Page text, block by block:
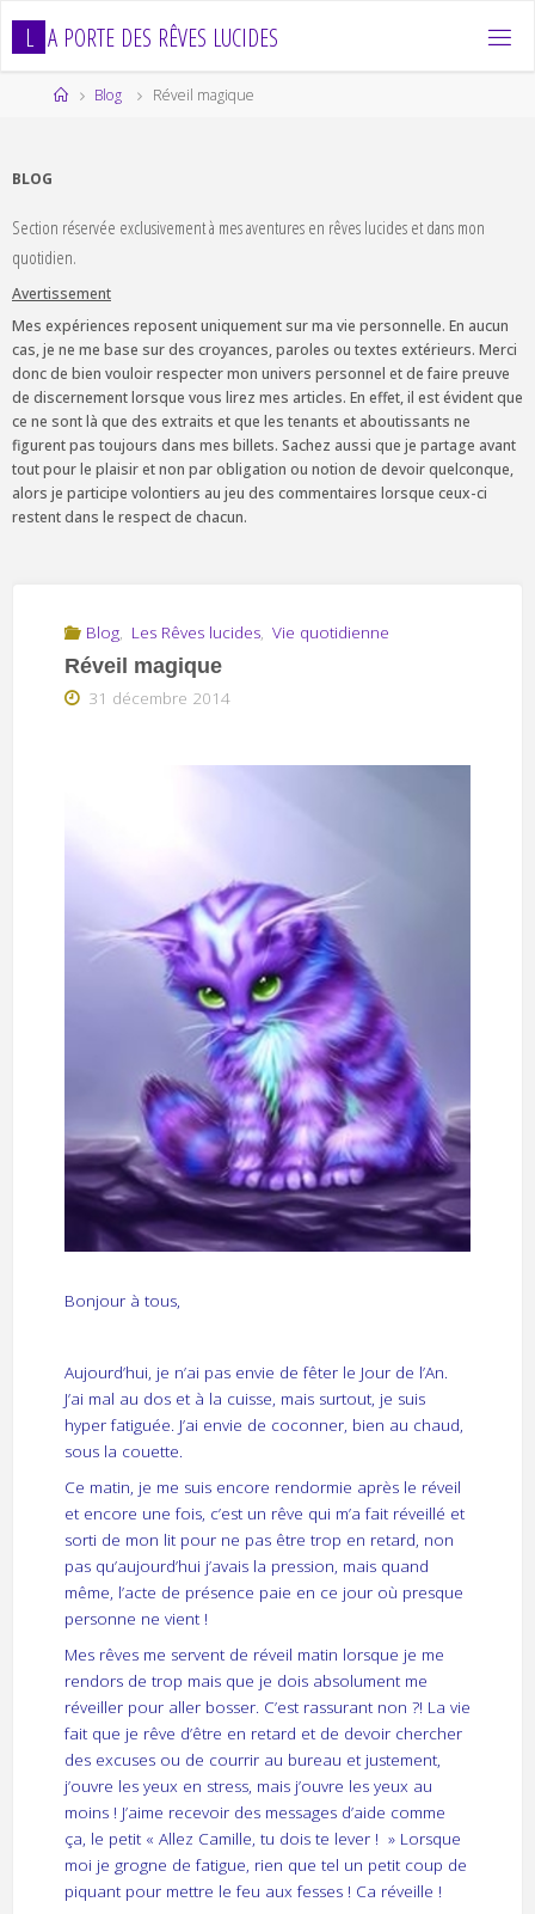
L A PORTE DES RÊVES LUCIDES
HomeBlog Réveil magique
BLOG
Section réservée exclusivement à mes aventures en rêves lucides et dans mon
quotidien.
Avertissement
Mes expériences reposent uniquement sur ma vie personnelle. En aucun
cas, je ne me base sur des croyances, paroles ou textes extérieurs. Merci
donc de bien vouloir respecter mon univers personnel et de faire preuve
de discernement lorsque vous lirez mes articles. En effet, il est évident que
ce ne sont là que des extraits et que les tenants et aboutissants ne
figurent pas toujours dans mes billets. Sachez aussi que je partage avant
tout pour le plaisir et non par obligation ou notion de devoir quelconque,
alors je participe volontiers au jeu des commentaires lorsque ceux-ci
restent dans le respect de chacun.
Blog, Les Rêves lucides, Vie quotidienne
Réveil magique
31 décembre 2014
Bonjour à tous,
Aujourd’hui, je n’ai pas envie de fêter le Jour de l’An.
J’ai mal au dos et à la cuisse, mais surtout, je suis
hyper fatiguée. J’ai envie de coconner, bien au chaud,
sous la couette.
Ce matin, je me suis encore rendormie après le réveil
et encore une fois, c’est un rêve qui m’a fait réveillé et
sorti de mon lit pour ne pas être trop en retard, non
pas qu’aujourd’hui j’avais la pression, mais quand
même, l’acte de présence paie en ce jour où presque
personne ne vient !
Mes rêves me servent de réveil matin lorsque je me
rendors de trop mais que je dois absolument me
réveiller pour aller bosser. C’est rassurant non ?! La vie
fait que je rêve d’être en retard et de devoir chercher
des excuses ou de courrir au bureau et justement,
j’ouvre les yeux en stress, mais j’ouvre les yeux au
moins ! J’aime recevoir des messages d’aide comme
ça, le petit « Allez Camille, tu dois te lever ! » Lorsque
moi je grogne de fatigue, rien que tel un petit coup de
piquant pour mettre le feu aux fesses ! Ca réveille !